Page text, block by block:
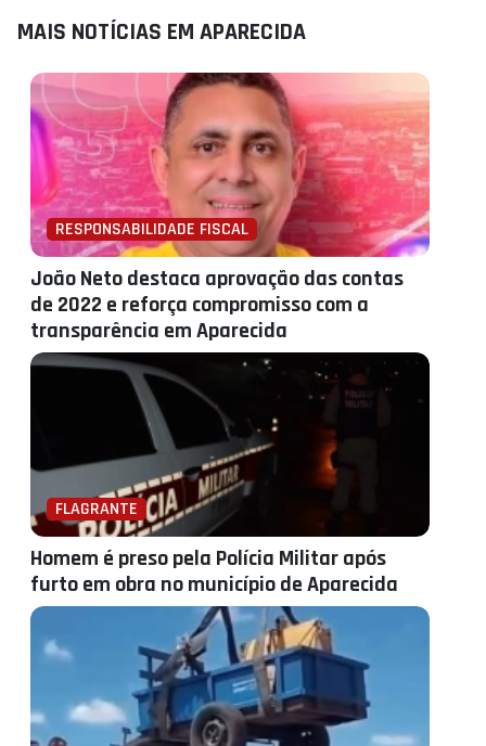
MAIS NOTÍCIAS EM APARECIDA
RESPONSABILIDADE FISCAL
João Neto destaca aprovação das contas
de 2022 e reforça compromisso com a
transparência em Aparecida
FLAGRANTE
Homem é preso pela Polícia Militar após
furto em obra no município de Aparecida